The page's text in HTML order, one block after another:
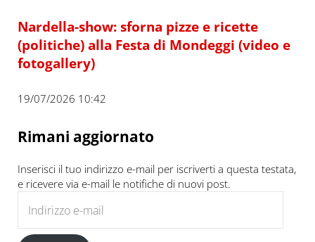
Nardella-show: sforna pizze e ricette
(politiche) alla Festa di Mondeggi (video e
fotogallery)
19/07/2026 10:42
Rimani aggiornato
Inserisci il tuo indirizzo e-mail per iscriverti a questa testata,
e ricevere via e-mail le notifiche di nuovi post.